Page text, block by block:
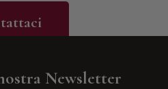
Newsletter